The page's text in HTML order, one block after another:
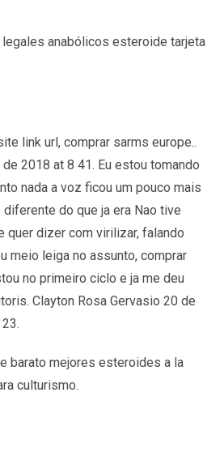
legales anabólicos esteroide tarjeta
link url, comprar sarms europe..
2018 at 8 41. Eu estou tomando
nada a voz ficou um pouco mais
do que ja era Nao tive
quer dizer com virilizar, falando
meio leiga no assunto, comprar
no primeiro ciclo e ja me deu
Clayton Rosa Gervasio 20 de
barato mejores esteroides a la
culturismo.